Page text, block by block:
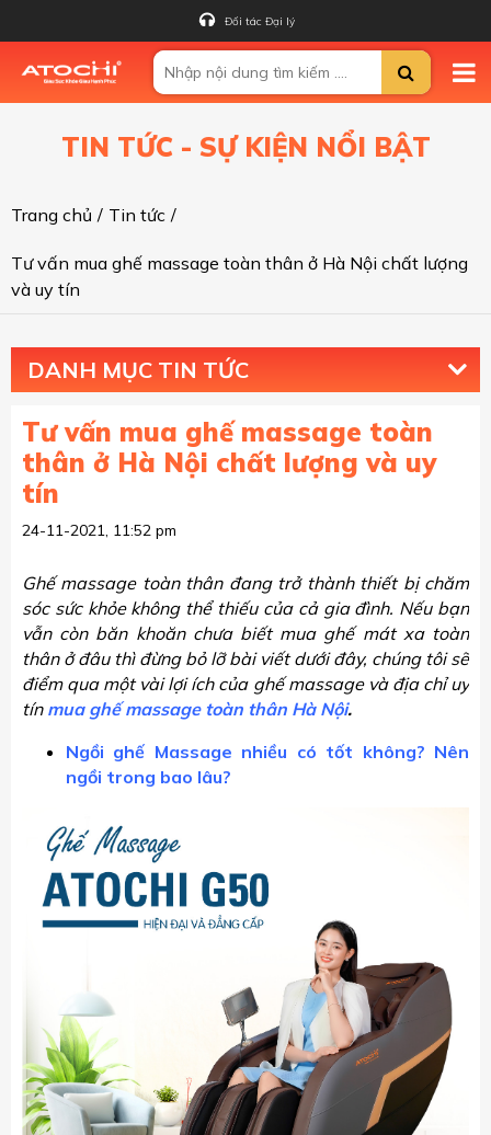
Đối tác Đại lý
TIN TỨC - SỰ KIỆN NỔI BẬT
Trang chủ / Tin tức /
Tư vấn mua ghế massage toàn thân ở Hà Nội chất lượng
và uy tín
DANH MỤC TIN TỨC
Tư vấn mua ghế massage toàn
thân ở Hà Nội chất lượng và uy
tín
24-11-2021, 11:52 pm
Ghế massage toàn thân đang trở thành thiết bị chăm
sóc sức khỏe không thể thiếu của cả gia đình. Nếu bạn
vẫn còn băn khoăn chưa biết mua ghế mát xa toàn
thân ở đâu thì đừng bỏ lỡ bài viết dưới đây, chúng tôi sẽ
điểm qua một vài lợi ích của ghế massage và địa chỉ uy
tín mua ghế massage toàn thân Hà Nội.
Ngồi ghế Massage nhiều có tốt không? Nên
ngồi trong bao lâu?